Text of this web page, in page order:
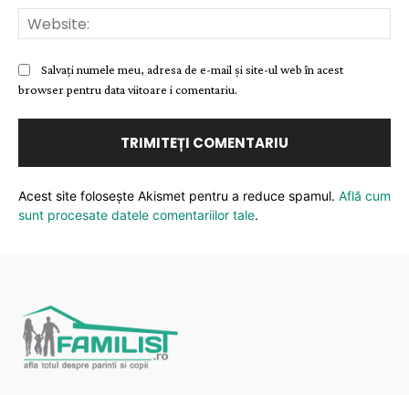
Salvați numele meu, adresa de e-mail și site-ul web în acest
browser pentru data viitoare i comentariu.
Acest site folosește Akismet pentru a reduce spamul. Află cum
sunt procesate datele comentariilor tale.